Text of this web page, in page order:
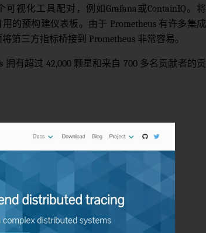
视化工具配对，例如Grafana或ContainIQ。将
的预构建仪表板。由于 Prometheus 有许多集成
第三方指标桥接到 Prometheus 非常容易。
拥有超过 42,000 颗星和来自 700 多名贡献者的贡